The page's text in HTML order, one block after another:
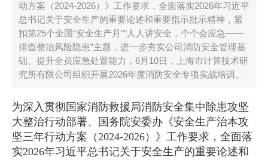
动方案（2024-2026）》工作要求，全面落实2026年习近平
总书记关于安全生产的重要论述和重要指示批示精神，紧
扣第25个全国“安全生产月”“人人讲安全，个个会应急——
排查整治风险隐患”主题，进一步夯实公司消防安全管理基
础、提升全员应急处置能力，6月10日，上海市计算技术研
究所有限公司组织开展2026年度消防安全专项实战培训。
为深入贯彻国家消防救援局消防安全集中除患攻坚
大整治行动部署、国务院安委办《安全生产治本攻
坚三年行动方案（2024-2026）》工作要求，全面落
实2026年习近平总书记关于安全生产的重要论述和